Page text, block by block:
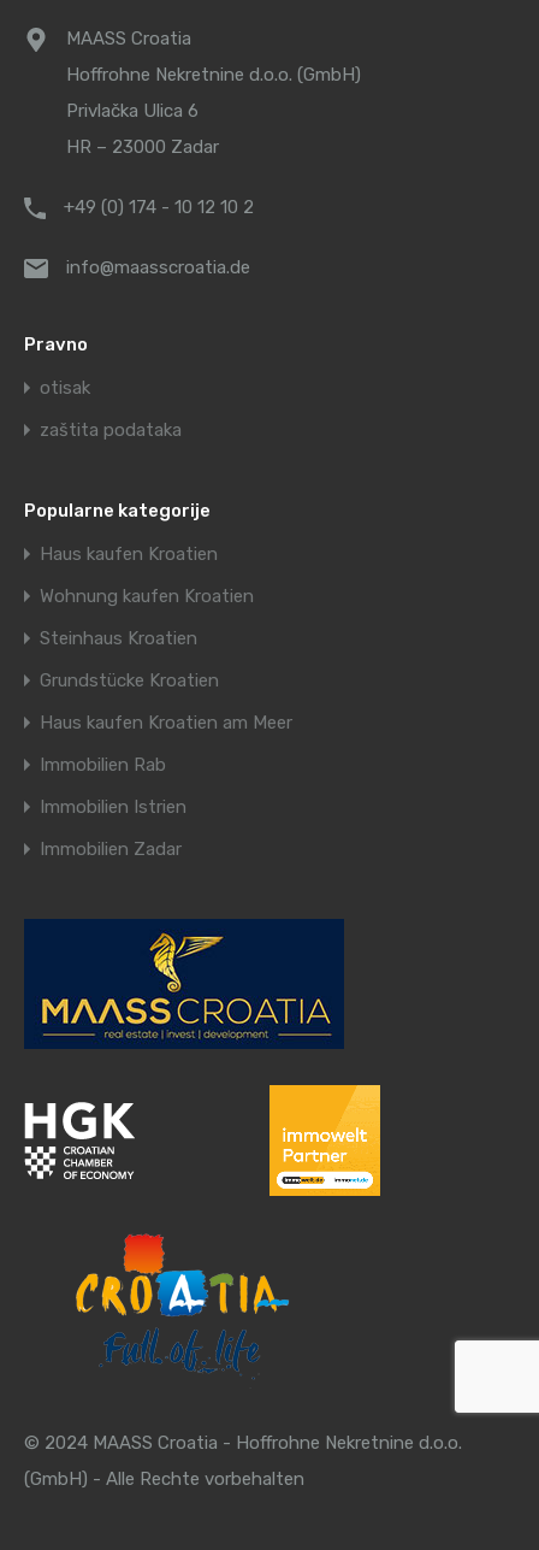
MAASS Croatia
Hoffrohne Nekretnine d.o.o. (GmbH)
Privlačka Ulica 6
HR – 23000 Zadar
+49 (0) 174 - 10 12 10 2
info@maasscroatia.de
Pravno
otisak
zaštita podataka
Popularne kategorije
Haus kaufen Kroatien
Wohnung kaufen Kroatien
Steinhaus Kroatien
Grundstücke Kroatien
Haus kaufen Kroatien am Meer
Immobilien Rab
Immobilien Istrien
Immobilien Zadar
© 2024 MAASS Croatia - Hoffrohne Nekretnine d.o.o.
(GmbH) - Alle Rechte vorbehalten